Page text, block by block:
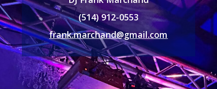
(514) 912-0553
frank.marchand@gmail.com